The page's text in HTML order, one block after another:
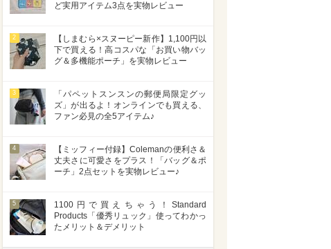
ど実用アイテム3点を実物レビュー
2
【しまむら×スヌーピー新作】1,100円以
下で買える！高コスパな「お買い物バッ
グ＆多機能ポーチ」を実物レビュー
3
「パペットスンスンの郵便局限定グッ
ズ」が出るよ！オンラインでも買える、
ファン必見の全5アイテム♪
4
【ミッフィー付録】Colemanの便利さ＆
丈夫さに可愛さをプラス！「バッグ＆ポ
ーチ」2点セットを実物レビュー♪
5
1100円で買えちゃう！Standard
Products「優秀リュック」使ってわかっ
たメリット＆デメリット